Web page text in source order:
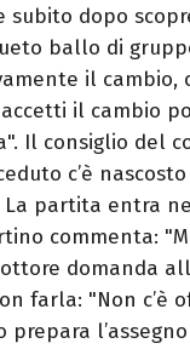
subito dopo
ballo di
il cambio,
il cambio
Il consiglio del
c’è
partita entra
commenta:
domanda
farla: "Non c’è
prepara